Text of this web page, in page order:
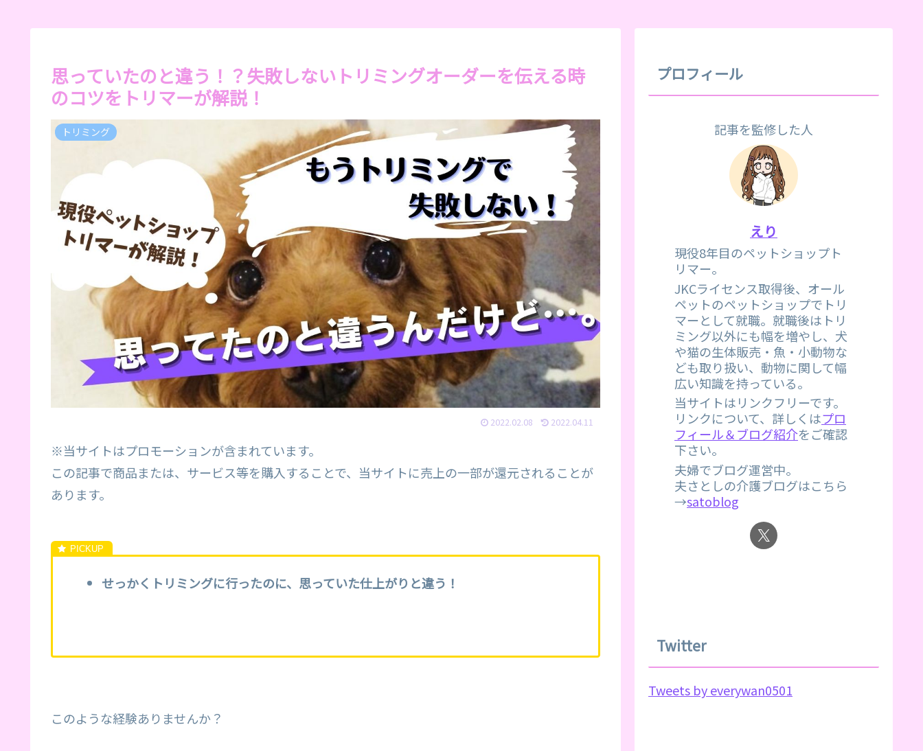
思っていたのと違う！？失敗しないトリミングオーダーを伝える時
のコツをトリマーが解説！
トリミング
2022.02.08 2022.04.11
※当サイトはプロモーションが含まれています。
この記事で商品または、サービス等を購入することで、当サイトに売上の一部が還元されることが
あります。
せっかくトリミングに行ったのに、思っていた仕上がりと違う！
このような経験ありませんか？
プロフィール
記事を監修した人
えり
現役8年目のペットショップト
リマー。
JKCライセンス取得後、オール
ペットのペットショップでトリ
マーとして就職。就職後はトリ
ミング以外にも幅を増やし、犬
や猫の生体販売・魚・小動物な
ども取り扱い、動物に関して幅
広い知識を持っている。
当サイトはリンクフリーです。
リンクについて、詳しくはプロ
フィール＆ブログ紹介をご確認
下さい。
夫婦でブログ運営中。
夫さとしの介護ブログはこちら
→satoblog
Twitter
Tweets by everywan0501